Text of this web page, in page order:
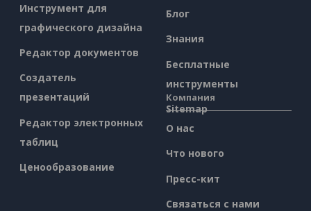
Инструмент для
графического дизайна
Редактор документов
Создатель
презентаций
Редактор электронных
таблиц
Ценообразование
Блог
Знания
Бесплатные
инструменты
Sitemap
Компания
О нас
Что нового
Пресс-кит
Связаться с нами